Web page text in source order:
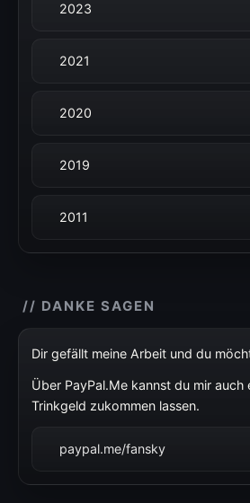
2023
2021
2020
2019
2011
// DANKE SAGEN
Dir gefällt meine Arbeit und du
Über PayPal.Me kannst du mir auch
Trinkgeld zukommen lassen.
paypal.me/fansky